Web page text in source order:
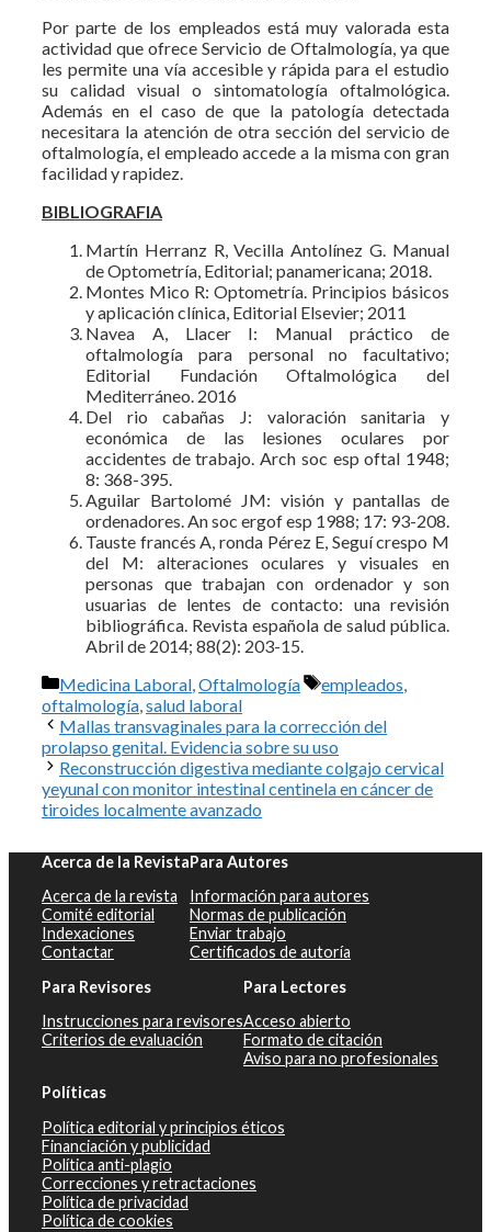
Por parte de los empleados está muy valorada esta
actividad que ofrece Servicio de Oftalmología, ya que
les permite una vía accesible y rápida para el estudio
su calidad visual o sintomatología oftalmológica.
Además en el caso de que la patología detectada
necesitara la atención de otra sección del servicio de
oftalmología, el empleado accede a la misma con gran
facilidad y rapidez.
BIBLIOGRAFIA
Martín Herranz R, Vecilla Antolínez G. Manual
de Optometría, Editorial; panamericana; 2018.
Montes Mico R: Optometría. Principios básicos
y aplicación clínica, Editorial Elsevier; 2011
Navea A, Llacer I: Manual práctico de
oftalmología para personal no facultativo;
Editorial Fundación Oftalmológica del
Mediterráneo. 2016
Del rio cabañas J: valoración sanitaria y
económica de las lesiones oculares por
accidentes de trabajo. Arch soc esp oftal 1948;
8: 368-395.
Aguilar Bartolomé JM: visión y pantallas de
ordenadores. An soc ergof esp 1988; 17: 93-208.
Tauste francés A, ronda Pérez E, Seguí crespo M
del M: alteraciones oculares y visuales en
personas que trabajan con ordenador y son
usuarias de lentes de contacto: una revisión
bibliográfica. Revista española de salud pública.
Abril de 2014; 88(2): 203-15.
Categorías
Medicina Laboral Oftalmología Etiquetas
empleados
oftalmología salud laboral
Mallas transvaginales para la corrección del
prolapso genital. Evidencia sobre su uso
Reconstrucción digestiva mediante colgajo cervical
yeyunal con monitor intestinal centinela en cáncer de
tiroides localmente avanzado
Acerca de la Revista
Acerca de la revista
Comité editorial
Indexaciones
Contactar
Para Autores
Información para autores
Normas de publicación
Enviar trabajo
Certificados de autoría
Para Revisores
Instrucciones para revisores
Criterios de evaluación
Para Lectores
Acceso abierto
Formato de citación
Aviso para no profesionales
Políticas
Política editorial y principios éticos
Financiación y publicidad
Política anti-plagio
Correcciones y retractaciones
Política de privacidad
Política de cookies